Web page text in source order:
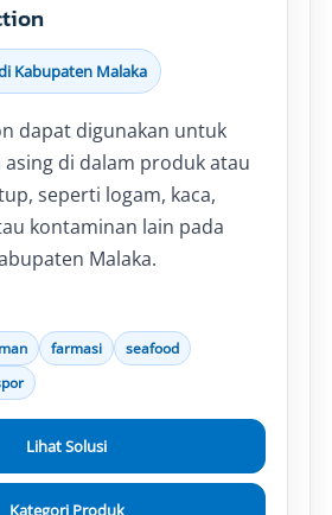
Kabupaten Malaka
dapat digunakan untuk
asing di dalam produk atau
seperti logam, kaca,
kontaminan lain pada
Malaka.
farmasi
seafood
Lihat Solusi
Kategori Produk